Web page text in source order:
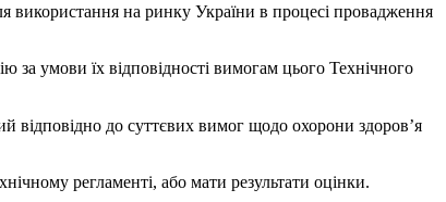
використання на ринку України в процесі провадження
за умови їх відповідності вимогам цього Технічного
відповідно до суттєвих вимог щодо охорони здоров’я
регламенті, або мати результати оцінки.